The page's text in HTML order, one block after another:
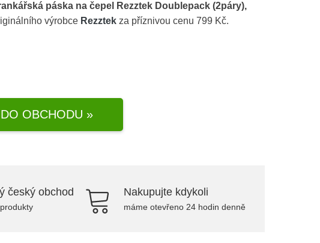
páska na čepel Rezztek Doublepack (2páry),
výrobce Rezztek za příznivou cenu 799 Kč.
DO OBCHODU »
český obchod Nakupujte kdykoli
máme otevřeno 24 hodin denně